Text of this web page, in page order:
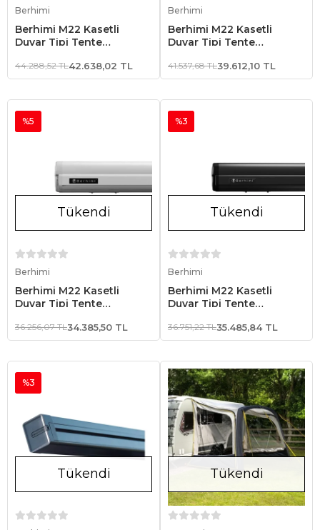
Berhimi
Berhimi M22 Kasetli
Duvar Tipi Tente
44.288,52 TL42.638,02 TL
Berhimi
Berhimi M22 Kasetli
Duvar Tipi Tente
41.537,68 TL39.612,10 TL
Tükendi
Berhimi
Berhimi M22 Kasetli
Duvar Tipi Tente
%5
36.256,07 TL34.385,50 TL
Tükendi
Berhimi
Berhimi M22 Kasetli
Duvar Tipi Tente
%3
36.751,22 TL35.485,84 TL
Tükendi
%3
Tükendi